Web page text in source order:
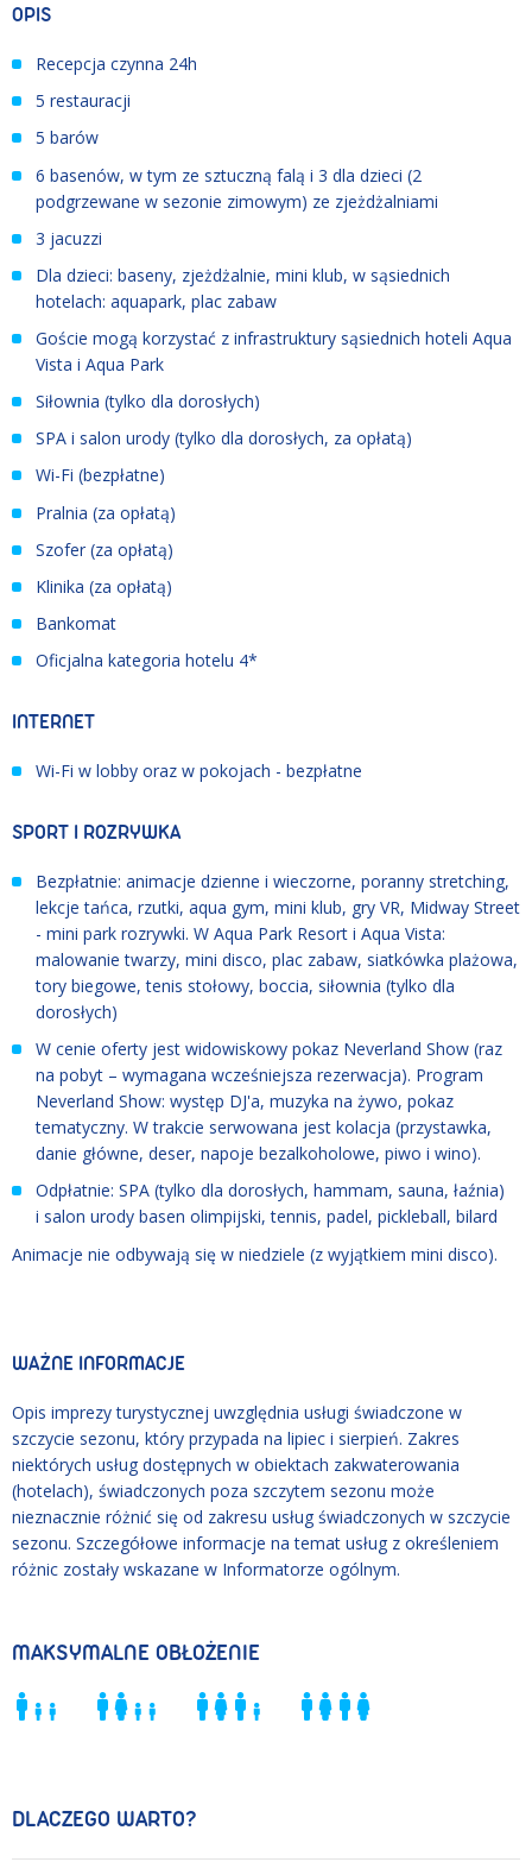
OPIS
Recepcja czynna 24h
5 restauracji
5 barów
6 basenów, w tym ze sztuczną falą i 3 dla dzieci (2
podgrzewane w sezonie zimowym) ze zjeżdżalniami
3 jacuzzi
Dla dzieci: baseny, zjeżdżalnie, mini klub, w sąsiednich
hotelach: aquapark, plac zabaw
Goście mogą korzystać z infrastruktury sąsiednich hoteli Aqua
Vista i Aqua Park
Siłownia (tylko dla dorosłych)
SPA i salon urody (tylko dla dorosłych, za opłatą)
Wi-Fi (bezpłatne)
Pralnia (za opłatą)
Szofer (za opłatą)
Klinika (za opłatą)
Bankomat
Oficjalna kategoria hotelu 4*
INTERNET
Wi-Fi w lobby oraz w pokojach - bezpłatne
SPORT I ROZRYWKA
Bezpłatnie: animacje dzienne i wieczorne, poranny stretching,
lekcje tańca, rzutki, aqua gym, mini klub, gry VR, Midway Street
- mini park rozrywki. W Aqua Park Resort i Aqua Vista:
malowanie twarzy, mini disco, plac zabaw, siatkówka plażowa,
tory biegowe, tenis stołowy, boccia, siłownia (tylko dla
dorosłych)
W cenie oferty jest widowiskowy pokaz Neverland Show (raz
na pobyt – wymagana wcześniejsza rezerwacja). Program
Neverland Show: występ DJ'a, muzyka na żywo, pokaz
tematyczny. W trakcie serwowana jest kolacja (przystawka,
danie główne, deser, napoje bezalkoholowe, piwo i wino).
Odpłatnie: SPA (tylko dla dorosłych, hammam, sauna, łaźnia)
i salon urody basen olimpijski, tennis, padel, pickleball, bilard
Animacje nie odbywają się w niedziele (z wyjątkiem mini disco).
WAŻNE INFORMACJE
Opis imprezy turystycznej uwzględnia usługi świadczone w
szczycie sezonu, który przypada na lipiec i sierpień. Zakres
niektórych usług dostępnych w obiektach zakwaterowania
(hotelach), świadczonych poza szczytem sezonu może
nieznacznie różnić się od zakresu usług świadczonych w szczycie
sezonu. Szczegółowe informacje na temat usług z określeniem
różnic zostały wskazane w Informatorze ogólnym.
MAKSYMALNE OBŁOŻENIE
DLACZEGO WARTO?